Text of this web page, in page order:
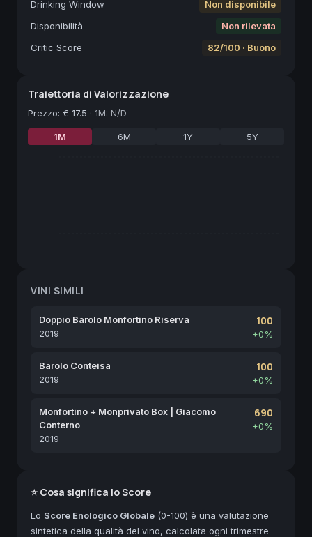
Drinking Window
Non disponibile
Disponibilità
Non rilevata
Critic Score
82/100 · Buono
Traiettoria di Valorizzazione
Prezzo: € 17.5 · 1M: N/D
1M 6M 1Y 5Y
VINI SIMILI
Doppio Barolo Monfortino Riserva
2019
100
+0%
Barolo Conteisa
2019
100
+0%
Monfortino + Monprivato Box | Giacomo
Conterno
2019
690
+0%
⭐ Cosa significa lo Score
Lo Score Enologico Globale (0-100) è una valutazione
sintetica della qualità del vino, calcolata ogni trimestre